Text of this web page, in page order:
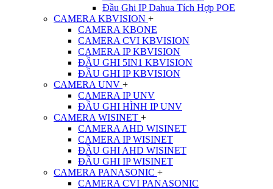
Đầu Ghi IP Dahua Tích Hợp POE
CAMERA KBVISION +
CAMERA KBONE
CAMERA CVI KBVISION
CAMERA IP KBVISION
ĐẦU GHI 5IN1 KBVISION
ĐẦU GHI IP KBVISION
CAMERA UNV +
CAMERA IP UNV
ĐẦU GHI HÌNH IP UNV
CAMERA WISINET +
CAMERA AHD WISINET
CAMERA IP WISINET
ĐẦU GHI AHD WISINET
ĐẦU GHI IP WISINET
CAMERA PANASONIC +
CAMERA CVI PANASONIC